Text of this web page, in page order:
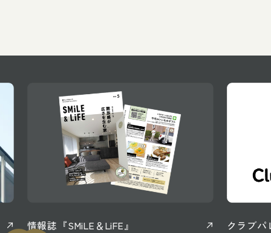
情報誌『SMiLE＆LiFE』 クラブ